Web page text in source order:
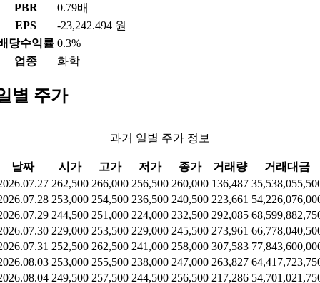
PBR
0.79배
EPS
-23,242.494 원
당수익률 0.3%
업종
화학
별 주가
과거 일별 주가 정보
날짜 시가 고가 저가 종가 거래량
거래대금
262,500 266,000 256,500 260,000 136,487
253,000 254,500 236,500 240,500 223,661
244,500 251,000 224,000 232,500 292,085
229,000 253,500 229,000 245,500 273,961
252,500 262,500 241,000 258,000 307,583
253,000 255,500 238,000 247,000 263,827
249,500 257,500 244,500 256,500 217,286